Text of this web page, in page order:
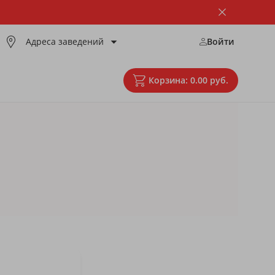
Адреса заведений
Каменная горка, 9:00–23:00
Войти
Корзина: 0.00 руб.